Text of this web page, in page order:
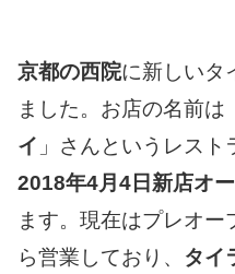
京都の西院に新しいタ
ました。お店の名前は
イ 」さんというレス
2018年4月4日新店オ
ます。現在はプレオ
ら営業しており、 タイ